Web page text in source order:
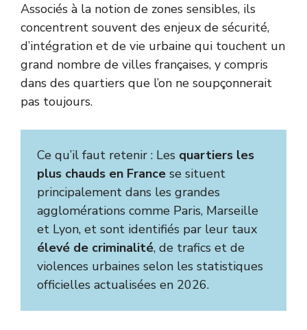
Associés à la notion de zones sensibles, ils
concentrent souvent des enjeux de sécurité,
d’intégration et de vie urbaine qui touchent un
grand nombre de villes françaises, y compris
dans des quartiers que l’on ne soupçonnerait
pas toujours.
Ce qu’il faut retenir : Les quartiers les
plus chauds en France se situent
principalement dans les grandes
agglomérations comme Paris, Marseille
et Lyon, et sont identifiés par leur taux
élevé de criminalité, de trafics et de
violences urbaines selon les statistiques
officielles actualisées en 2026.